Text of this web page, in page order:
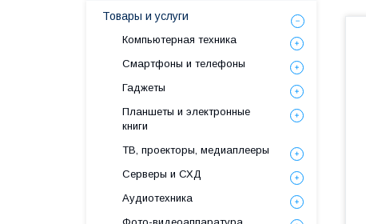
Товары и услуги
Компьютерная техника
Смартфоны и телефоны
Гаджеты
Планшеты и электронные
книги
ТВ, проекторы, медиаплееры
Серверы и СХД
Аудиотехника